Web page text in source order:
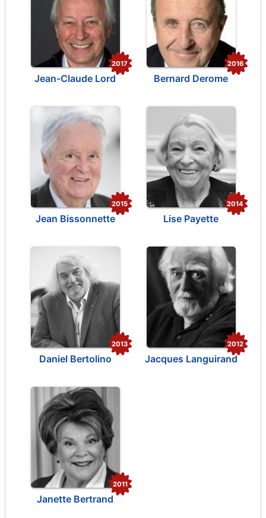
Jean-Claude Lord
2017
Bernard Derome
2016
Jean Bissonnette
2015
Lise Payette
2014
Daniel Bertolino
2013
Jacques Languirand
2012
Janette Bertrand
2011